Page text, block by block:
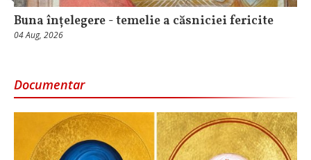
Buna înțelegere - temelie a căsniciei fericite
04 Aug, 2026
Documentar